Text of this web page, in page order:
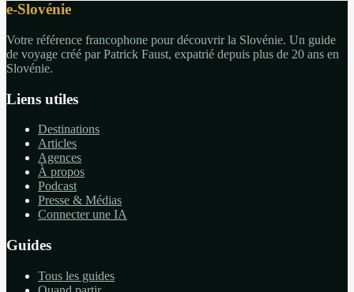
e-Slovénie
Votre référence francophone pour découvrir la Slovénie. Un guide
de voyage créé par Patrick Faust, expatrié depuis plus de 20 ans en
Slovénie.
Liens utiles
Destinations
Articles
Agences
À propos
Podcast
Presse & Médias
Connecter une IA
Guides
Tous les guides